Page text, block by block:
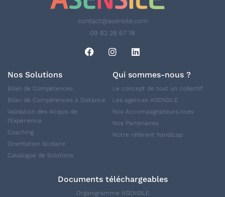
contact@asensile.com
09 82 28 67 18
Nos Solutions
Bilan de Compétences
Bilan de Compétences à Distance
Validation des Acquis de
l'Expérience
Coaching
Orientation Scolaire
Catalogue de Solutions
Qui sommes-nous ?
Le concept de tout un collectif
Les agences ASENSILE
Nos Accompagnateurs.rices
Nos Partenaires
Notre référent handicap
Documents téléchargeables
Organigramme ASENSILE